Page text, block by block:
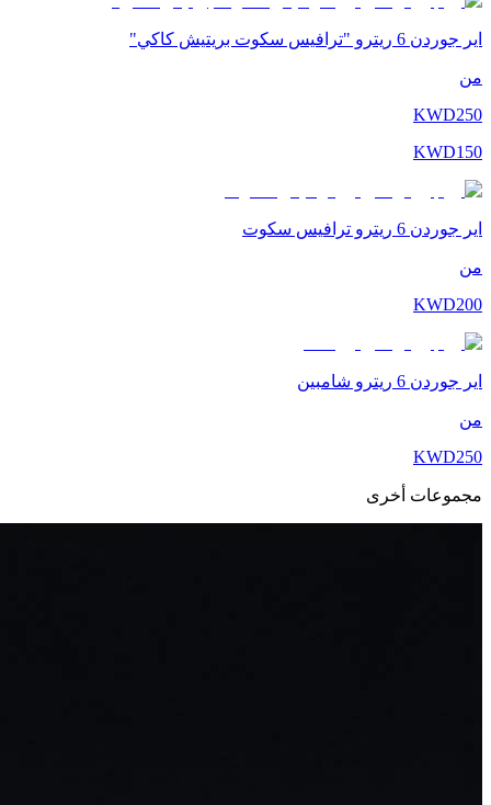
اير جوردن 6 ريترو "ترافيس سكوت بريتيش كاكي"
من
KWD250
KWD150
اير جوردن 6 ريترو ترافيس سكوت
من
KWD200
اير جوردن 6 ريترو شامبين
من
KWD250
مجموعات أخرى